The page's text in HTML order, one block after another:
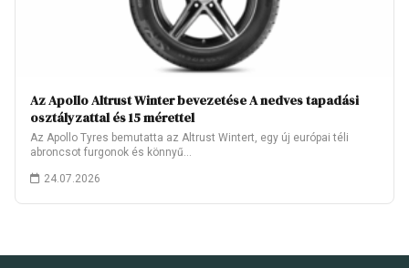
Az Apollo Altrust Winter bevezetése A nedves tapadási
osztályzattal és 15 mérettel
Az Apollo Tyres bemutatta az Altrust Wintert, egy új európai téli
abroncsot furgonok és könnyű…
24.07.2026